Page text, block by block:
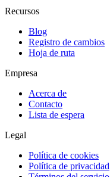
Recursos
Blog
Registro de cambios
Hoja de ruta
Empresa
Acerca de
Contacto
Lista de espera
Legal
Política de cookies
Política de privacidad